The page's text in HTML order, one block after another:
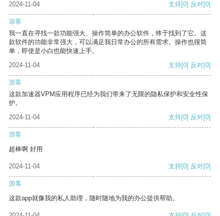
2024-11-04
支持[0] 反对[0]
游客
我一直在寻找一款功能强大、操作简单的办公软件，终于找到了它。这
款软件的功能非常强大，可以满足我日常办公的所有需求。操作也很简
单，即使是小白也能快速上手。
2024-11-04
支持[0] 反对[0]
游客
这款加速器VPM应用程序已经为我们带来了无限的隐私保护和安全性保
护。
2024-11-04
支持[0] 反对[0]
游客
超棒啊 好用
2024-11-04 支持[0] 反对[0]
游客
这款app就像我的私人助理，随时随地为我的办公提供帮助。